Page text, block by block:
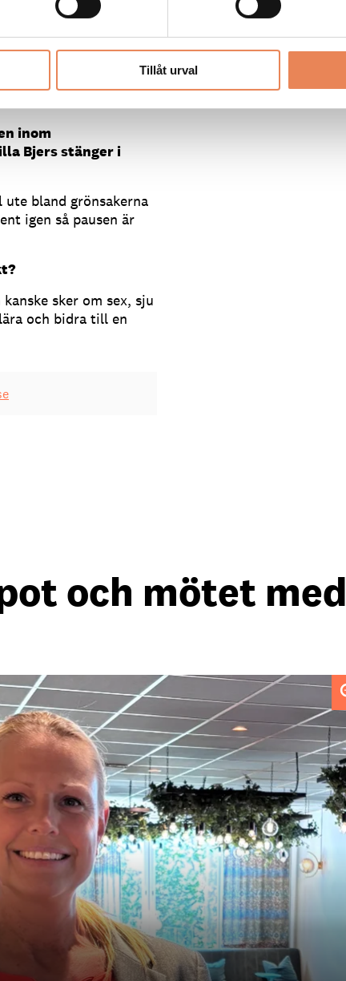
Tillåt urval
händer är det
en salig blandning
innehåller pasta till
inom
Bjers stänger i
bland grönsakerna
igen så pausen är
sker om sex, sju
och bidra till en
och mötet med